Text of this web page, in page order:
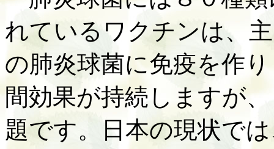
れているワクチンは、
の肺炎球菌に免疫を作
間効果が持続しますが
題です。日本の現状で